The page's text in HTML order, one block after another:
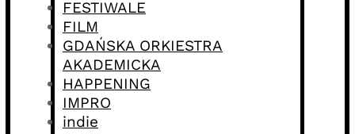
FESTIWALE
FILM
GDAŃSKA ORKIESTRA
AKADEMICKA
HAPPENING
IMPRO
indie